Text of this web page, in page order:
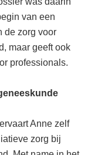
van een
de zorg voor
maar geeft ook
professionals.
Anne zelf
zorg bij